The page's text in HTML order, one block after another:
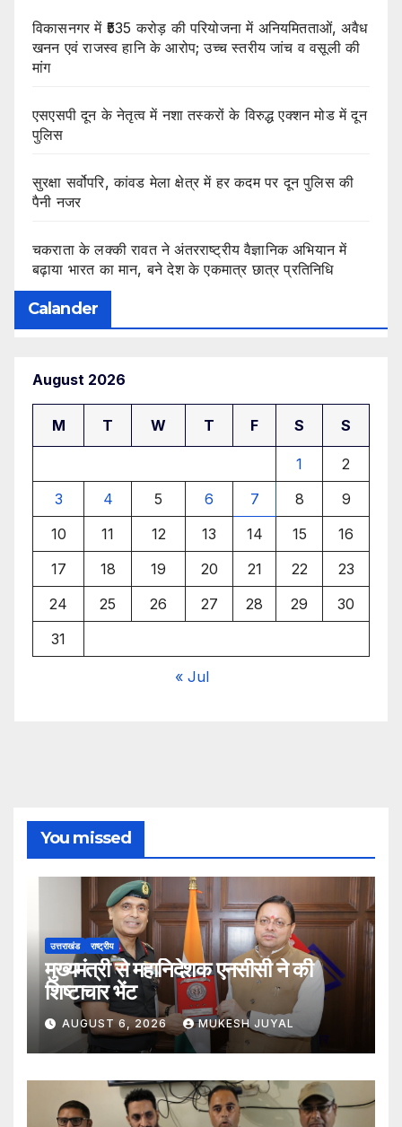
विकासनगर में ₹535 करोड़ की परियोजना में अनियमितताओं, अवैध
खनन एवं राजस्व हानि के आरोप; उच्च स्तरीय जांच व वसूली की
मांग
एसएसपी दून के नेतृत्व में नशा तस्करों के विरुद्ध एक्शन मोड में दून
पुलिस
सुरक्षा सर्वोपरि, कांवड मेला क्षेत्र में हर कदम पर दून पुलिस की
पैनी नजर
चकराता के लक्की रावत ने अंतरराष्ट्रीय वैज्ञानिक अभियान में
बढ़ाया भारत का मान, बने देश के एकमात्र छात्र प्रतिनिधि
Calander
August 2026
M T W T F S S
1
2
3
4 5 6 7 8
9
10
11 12 13 14 15
16
17
18 19 20 21 22
23
24
25 26 27 28 29
30
31
« Jul
You missed
उत्तराखंड राष्ट्रीय
मुख्यमंत्री से महानिदेशक एनसीसी ने की
शिष्टाचार भेंट
AUGUST 6, 2026 MUKESH JUYAL